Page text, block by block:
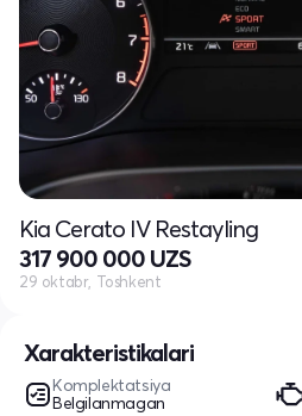
Xarakteristikalari
Komplektatsiya
Belgilanmagan
Kia Cerato IV Restayling
317 900 000 UZS
29 oktabr, Toshkent